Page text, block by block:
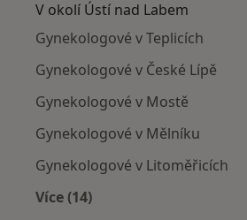
V okolí Ústí nad Labem
Gynekologové v Teplicích
Gynekologové v České Lípě
Gynekologové v Mostě
Gynekologové v Mělníku
Gynekologové v Litoměřicích
Více (14)